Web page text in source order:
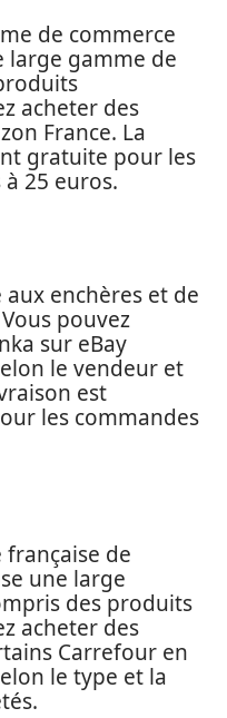
de commerce
large gamme de
acheter des
France. La
gratuite pour les
25 euros.
enchères et de
pouvez
sur eBay
le vendeur et
est
les commandes
de
une large
des produits
acheter des
Carrefour en
le type et la